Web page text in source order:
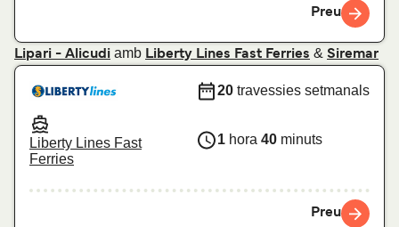
Preu
Lipari - Alicudi amb Liberty Lines Fast Ferries & Siremar
Liberty Lines Fast
Ferries
20 travessies setmanals
1 hora 40 minuts
Preu